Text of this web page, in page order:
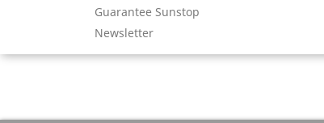
Guarantee Sunstop
Newsletter